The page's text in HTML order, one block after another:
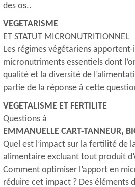
des os..
VEGETARISME
ET STATUT MICRONUTRITIONNEL
Les régimes végétariens
micronutriments essentiels dont
qualité et la diversité de
partie de la réponse à cette
VEGETALISME ET FERTILITE
Questions à
EMMANUELLE CART-TANNEUR,
Quel est l’impact sur la fertilité de
alimentaire excluant tout produit
Comment optimiser l’apport en
réduire cet impact ? Des éléments